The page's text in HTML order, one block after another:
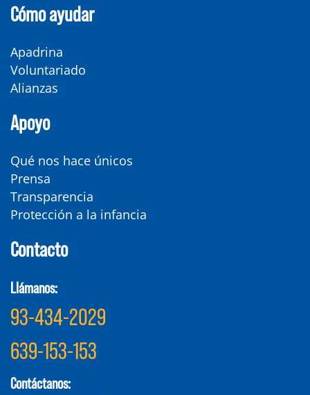
Cómo ayudar
Apadrina
Voluntariado
Alianzas
Apoyo
Qué nos hace únicos
Prensa
Transparencia
Protección a la infancia
Contacto
Llámanos:
93-434-2029
639-153-153
Contáctanos: